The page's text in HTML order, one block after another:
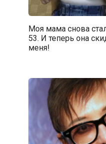
Моя мама снова
53. И теперь она
меня!